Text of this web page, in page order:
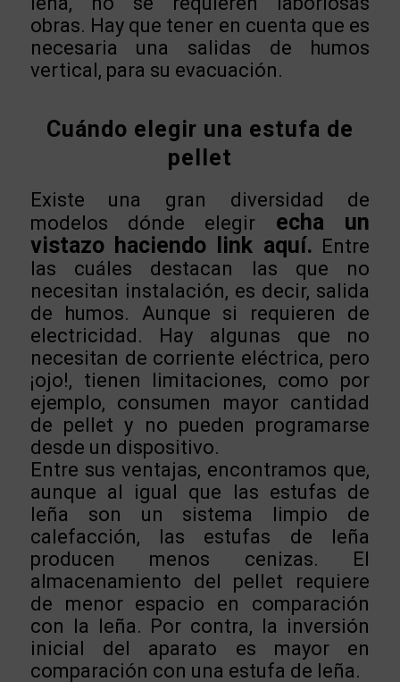
obras. Hay que tener en cuenta que es
necesaria una salidas de humos
vertical, para su evacuación.
Cuándo elegir una estufa de
pellet
Existe una gran diversidad de
modelos dónde elegir echa un
vistazo haciendo link aquí. Entre
las cuáles destacan las que no
necesitan instalación, es decir, salida
de humos. Aunque si requieren de
electricidad. Hay algunas que no
necesitan de corriente eléctrica, pero
¡ojo!, tienen limitaciones, como por
ejemplo, consumen mayor cantidad
de pellet y no pueden programarse
desde un dispositivo.
Entre sus ventajas, encontramos que,
aunque al igual que las estufas de
leña son un sistema limpio de
calefacción, las estufas de leña
producen menos cenizas. El
almacenamiento del pellet requiere
de menor espacio en comparación
con la leña. Por contra, la inversión
inicial del aparato es mayor en
comparación con una estufa de leña.